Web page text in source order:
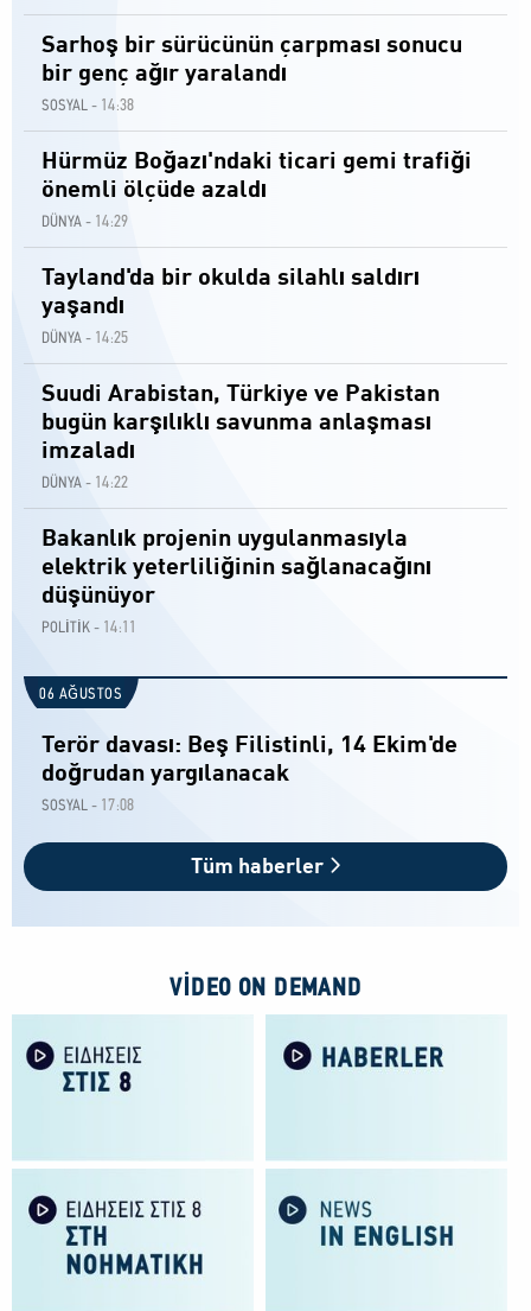
Sarhoş bir sürücünün çarpması sonucu
bir genç ağır yaralandı
SOSYAL - 14:38
Hürmüz Boğazı'ndaki ticari gemi trafiği
önemli ölçüde azaldı
DÜNYA - 14:29
Tayland'da bir okulda silahlı saldırı
yaşandı
DÜNYA - 14:25
Suudi Arabistan, Türkiye ve Pakistan
bugün karşılıklı savunma anlaşması
imzaladı
DÜNYA - 14:22
Bakanlık projenin uygulanmasıyla
elektrik yeterliliğinin sağlanacağını
düşünüyor
POLİTİK - 14:11
06 AĞUSTOS
Terör davası: Beş Filistinli, 14 Ekim'de
doğrudan yargılanacak
SOSYAL - 17:08
Tüm haberler
VIDEO ON DEMAND